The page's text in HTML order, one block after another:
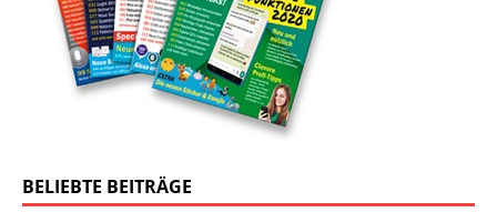
BELIEBTE BEITRÄGE